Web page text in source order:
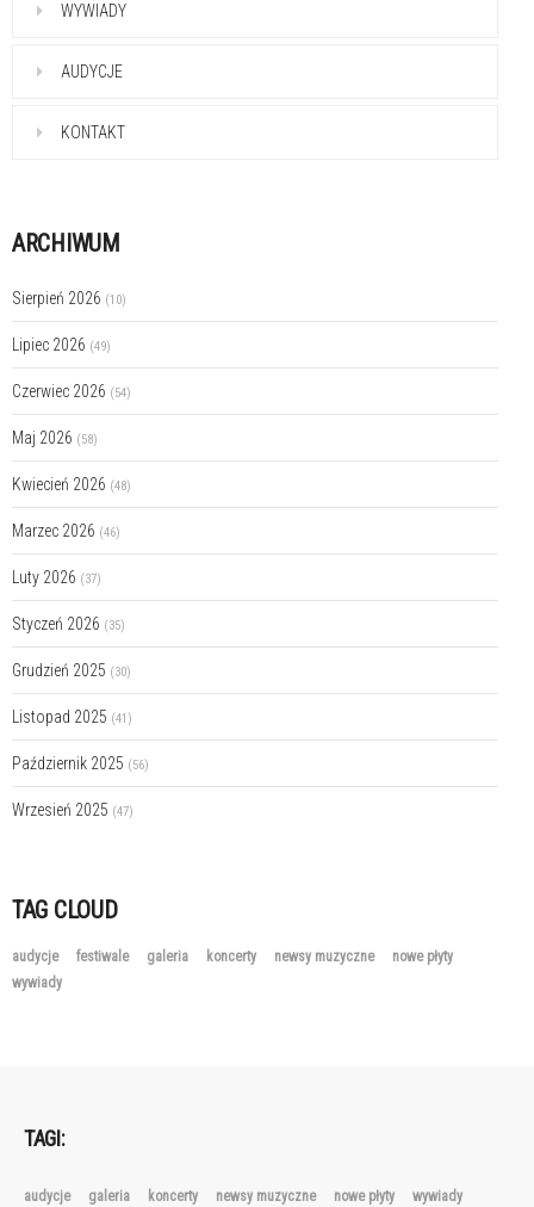
WYWIADY
AUDYCJE
KONTAKT
ARCHIWUM
Sierpień 2026 (10)
Lipiec 2026 (49)
Czerwiec 2026 (54)
Maj 2026 (58)
Kwiecień 2026 (48)
Marzec 2026 (46)
Luty 2026 (37)
Styczeń 2026 (35)
Grudzień 2025 (30)
Listopad 2025 (41)
Październik 2025 (56)
Wrzesień 2025 (47)
TAG CLOUD
audycje festiwale galeria koncerty newsy muzyczne
nowe płyty
wywiady
TAGI:
audycje galeria koncerty newsy muzyczne nowe płyty wywiady